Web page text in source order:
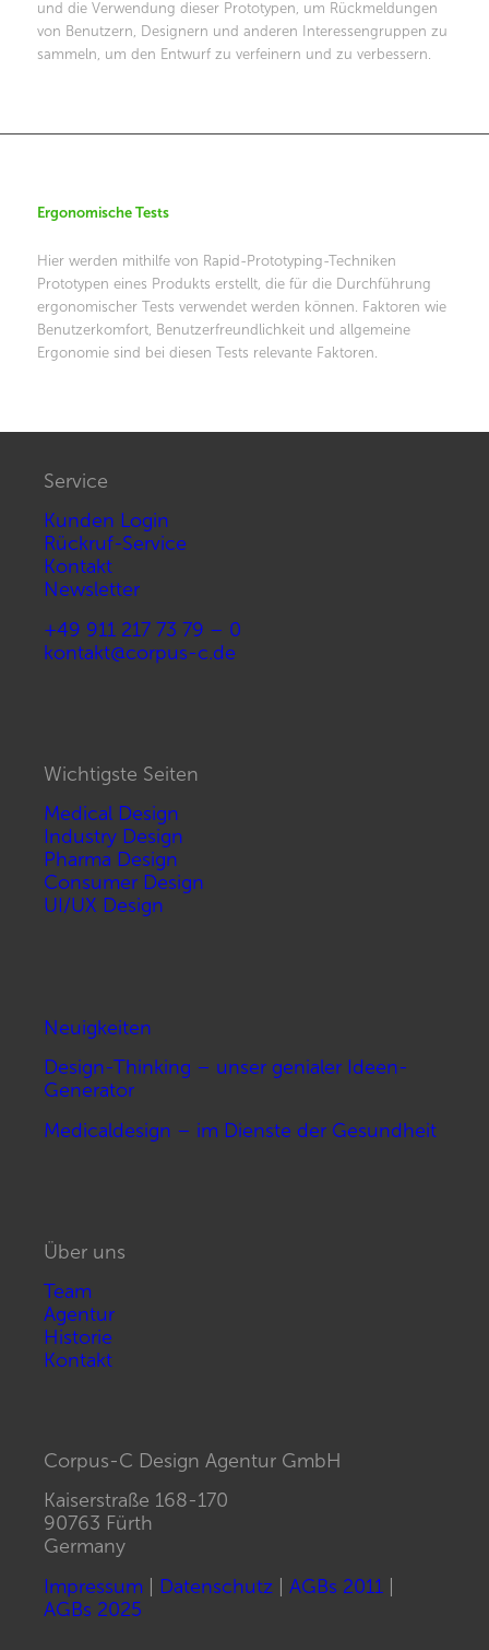
und die Verwendung dieser Prototypen, um Rückmeldungen
von Benutzern, Designern und anderen Interessengruppen zu
sammeln, um den Entwurf zu verfeinern und zu verbessern.
Ergonomische Tests
Hier werden mithilfe von Rapid-Prototyping-Techniken
Prototypen eines Produkts erstellt, die für die Durchführung
ergonomischer Tests verwendet werden können. Faktoren wie
Benutzerkomfort, Benutzerfreundlichkeit und allgemeine
Ergonomie sind bei diesen Tests relevante Faktoren.
Service
Kunden Login
Rückruf-Service
Kontakt
Newsletter
+49 911 217 73 79 – 0
kontakt@corpus-c.de
Wichtigste Seiten
Medical Design
Industry Design
Pharma Design
Consumer Design
UI/UX Design
Neuigkeiten
Design-Thinking – unser genialer Ideen-
Generator
Medicaldesign – im Dienste der Gesundheit
Über uns
Team
Agentur
Historie
Kontakt
Corpus-C Design Agentur GmbH
Kaiserstraße 168-170
90763 Fürth
Germany
Impressum
Datenschutz AGBs 2011
AGBs 2025